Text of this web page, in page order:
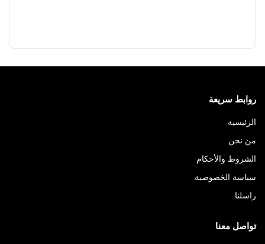
روابط سريعة
الرئيسية
من نحن
الشروط والأحكام
سياسة الخصوصية
راسلنا
تواصل معنا